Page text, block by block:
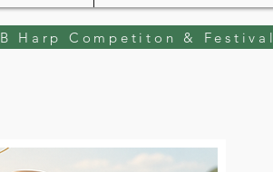
B Harp Competiton & Festival